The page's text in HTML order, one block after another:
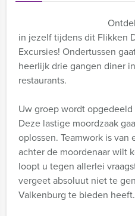
in jezelf tijdens dit Flikken
Excursies! Ondertussen
heerlijk drie gangen diner
restaurants.
Uw groep wordt
Deze lastige moordzaak
oplossen. Teamwork is van
achter de moordenaar wilt
loopt u tegen allerlei
vergeet absoluut niet te
Valkenburg te bieden heeft.